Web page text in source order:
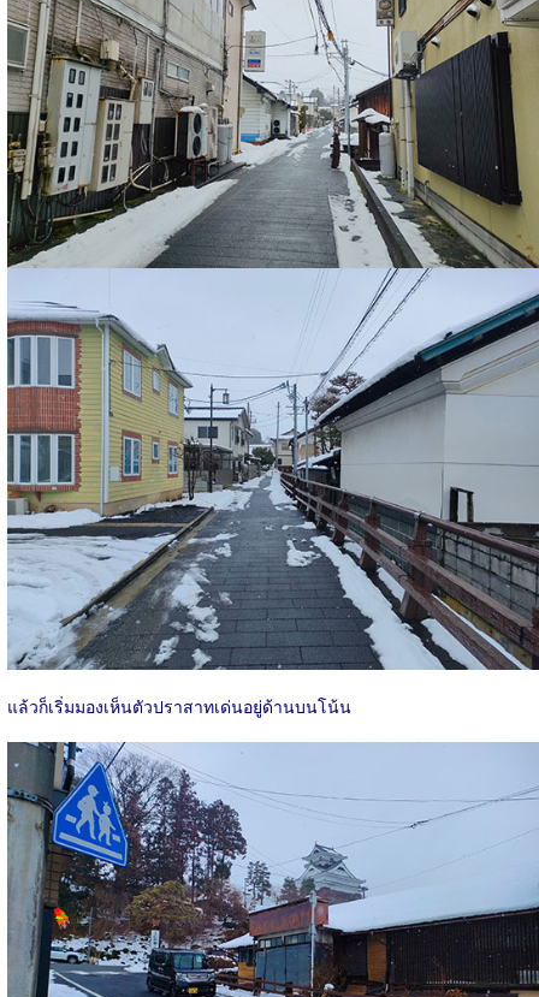
แล้วก็เริ่มมองเห็นตัวปราสาทเด่นอยู่ด้านบนโน้น